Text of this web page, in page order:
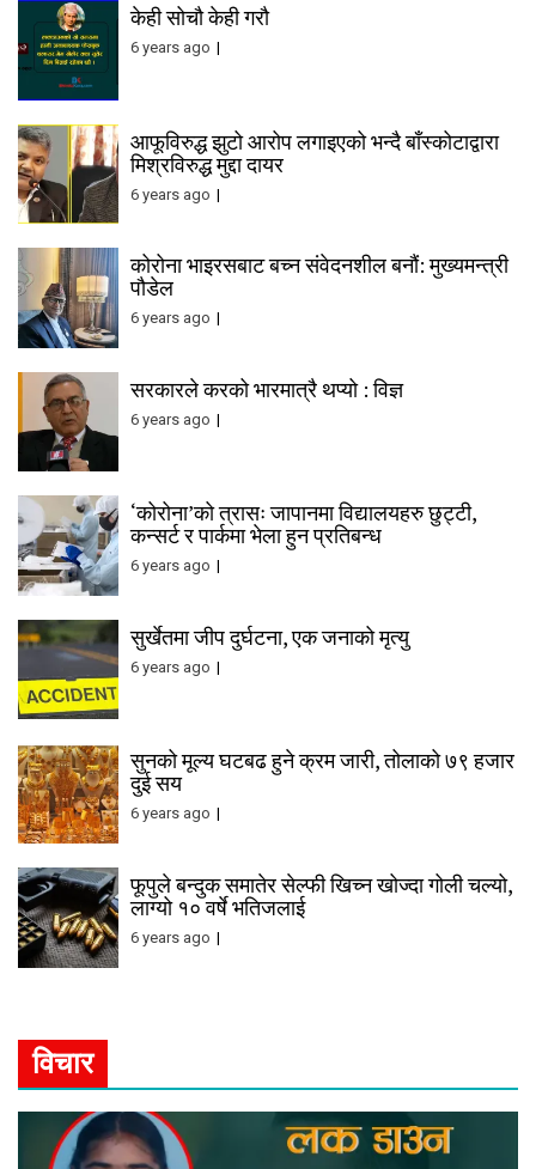
केही सोचौ केही गरौ
6 years ago
आफूविरुद्ध झुटो आरोप लगाइएको भन्दै बाँस्कोटाद्वारा
मिश्रविरुद्ध मुद्दा दायर
6 years ago
कोरोना भाइरसबाट बच्न संवेदनशील बनौं: मुख्यमन्त्री
पौडेल
6 years ago
सरकारले करको भारमात्रै थप्यो : विज्ञ
6 years ago
‘कोरोना’को त्रासः जापानमा विद्यालयहरु छुट्टी,
कन्सर्ट र पार्कमा भेला हुन प्रतिबन्ध
6 years ago
सुर्खेतमा जीप दुर्घटना, एक जनाको मृत्यु
6 years ago
सुनको मूल्य घटबढ हुने क्रम जारी, तोलाको ७९ हजार
दुई सय
6 years ago
फूपुले बन्दुक समातेर सेल्फी खिच्न खोज्दा गोली चल्यो,
लाग्यो १० वर्षे भतिजलाई
6 years ago
विचार